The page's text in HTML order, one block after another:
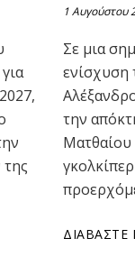
1 Αυγούστου
Σε μια
ενίσχυση
την
ΔΙΑΒΆΣΤΕ